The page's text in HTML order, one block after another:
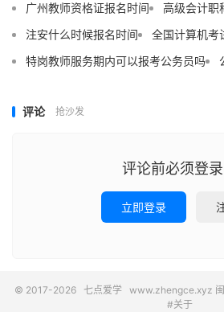
广州教师资格证报名时间
高级会计职
注安什么时候报名时间
全国计算机考
特岗教师服务期内可以报考公务员吗
评论 抢沙发
评论前必须登录
立即登录
© 2017-2026 七点爱学www.zhengce.xyz
#关于